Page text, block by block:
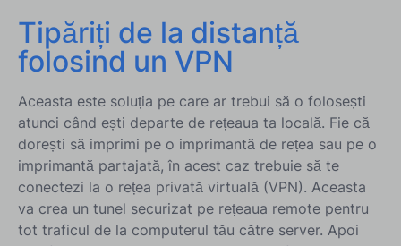
Tipăriți de la distanță
folosind un VPN
Aceasta este soluția pe care ar trebui să o folosești
atunci când ești departe de rețeaua ta locală. Fie că
dorești să imprimi pe o imprimantă de rețea sau pe o
imprimantă partajată, în acest caz trebuie să te
conectezi la o rețea privată virtuală (VPN). Aceasta
va crea un tunel securizat pe rețeaua remote pentru
tot traficul de la computerul tău către server. Apoi